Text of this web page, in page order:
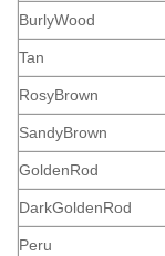
BurlyWood
Tan
RosyBrown
SandyBrown
GoldenRod
DarkGoldenRod
Peru